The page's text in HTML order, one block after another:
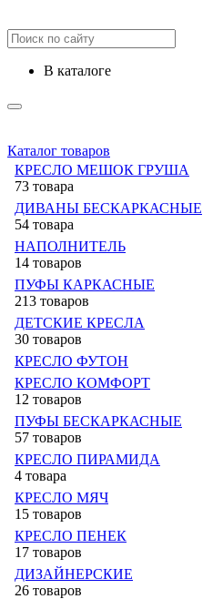
в каталоге
Каталог товаров
КРЕСЛО МЕШОК ГРУША
73 товара
ДИВАНЫ БЕСКАРКАСНЫЕ
54 товара
НАПОЛНИТЕЛЬ
14 товаров
ПУФЫ КАРКАСНЫЕ
213 товаров
ДЕТСКИЕ КРЕСЛА
30 товаров
КРЕСЛО ФУТОН
КРЕСЛО КОМФОРТ
12 товаров
ПУФЫ БЕСКАРКАСНЫЕ
57 товаров
КРЕСЛО ПИРАМИДА
4 товара
КРЕСЛО МЯЧ
15 товаров
КРЕСЛО ПЕНЕК
17 товаров
ДИЗАЙНЕРСКИЕ
26 товаров